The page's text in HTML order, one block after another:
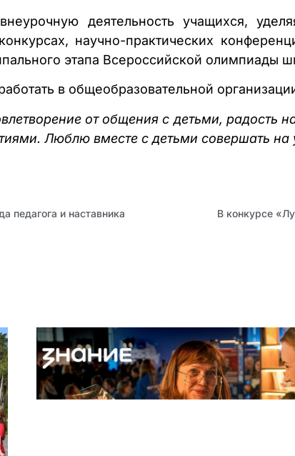
деятельность учащихся,
научно-практических
этапа Всероссийской олимпиады
в общеобразовательной
от общения с детьми, радость
Люблю вместе с детьми совершать на
педагога и наставника